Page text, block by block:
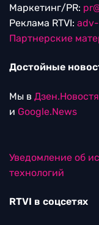
Маркетинг/PR:
Реклама RTVI:
Партнерские
Достойные
Мы в
и Google.News
Уведомление об
технологий
RTVI в соцсетях